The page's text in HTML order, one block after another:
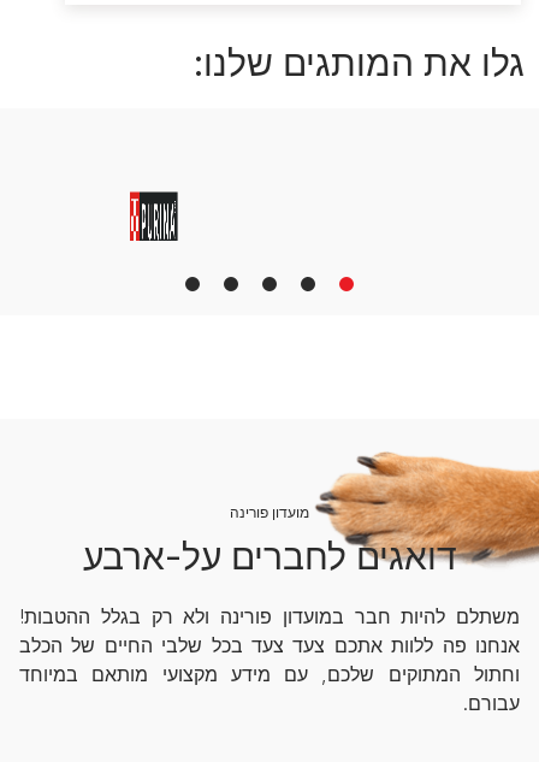
גלו את המותגים שלנו:
1
2
3
4
5
מועדון פורינה
דואגים לחברים על-ארבע
משתלם להיות חבר במועדון פורינה ולא רק בגלל ההטבות!
אנחנו פה ללוות אתכם צעד צעד בכל שלבי החיים של הכלב
וחתול המתוקים שלכם, עם מידע מקצועי מותאם במיוחד
עבורם.